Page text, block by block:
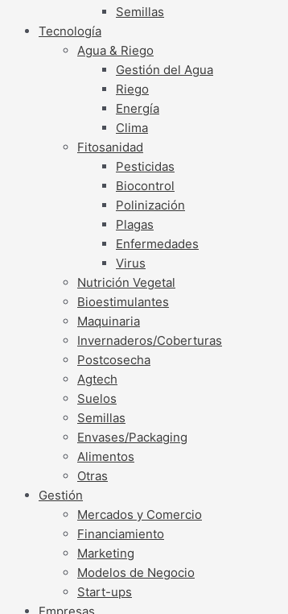
Semillas
Tecnología
Agua & Riego
Gestión del Agua
Riego
Energía
Clima
Fitosanidad
Pesticidas
Biocontrol
Polinización
Plagas
Enfermedades
Virus
Nutrición Vegetal
Bioestimulantes
Maquinaria
Invernaderos/Coberturas
Postcosecha
Agtech
Suelos
Semillas
Envases/Packaging
Alimentos
Otras
Gestión
Mercados y Comercio
Financiamiento
Marketing
Modelos de Negocio
Start-ups